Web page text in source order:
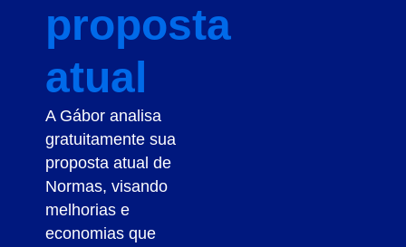
proposta
atual
A Gábor analisa
gratuitamente sua
proposta atual de
Normas, visando
melhorias e
economias que